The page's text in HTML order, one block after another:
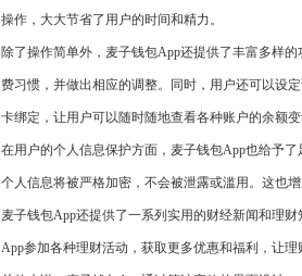
操作，大大节省了用户的时间和精力。
除了操作简单外，麦子钱包App还提供了丰富多样
费习惯，并做出相应的调整。同时，用户还可以设
卡绑定，让用户可以随时随地查看各种账户的余额
在用户的个人信息保护方面，麦子钱包App也给予
个人信息将被严格加密，不会被泄露或滥用。这也
麦子钱包App还提供了一系列实用的财经新闻和理
App参加各种理财活动，获取更多优惠和福利，让理